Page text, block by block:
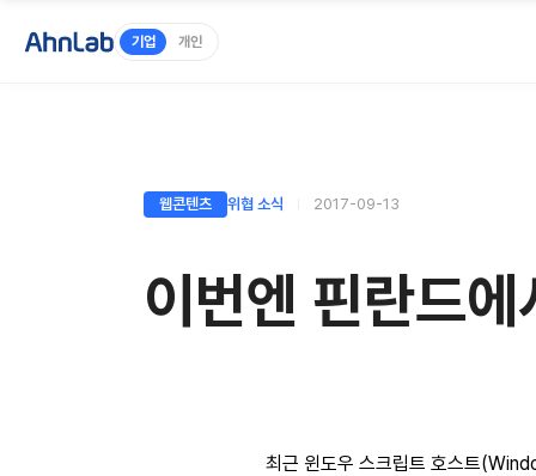
기업 개인
웹콘텐츠 위협 소식 2017-09-13
이번엔 핀란드
최근 윈도우 스크립트 호스트